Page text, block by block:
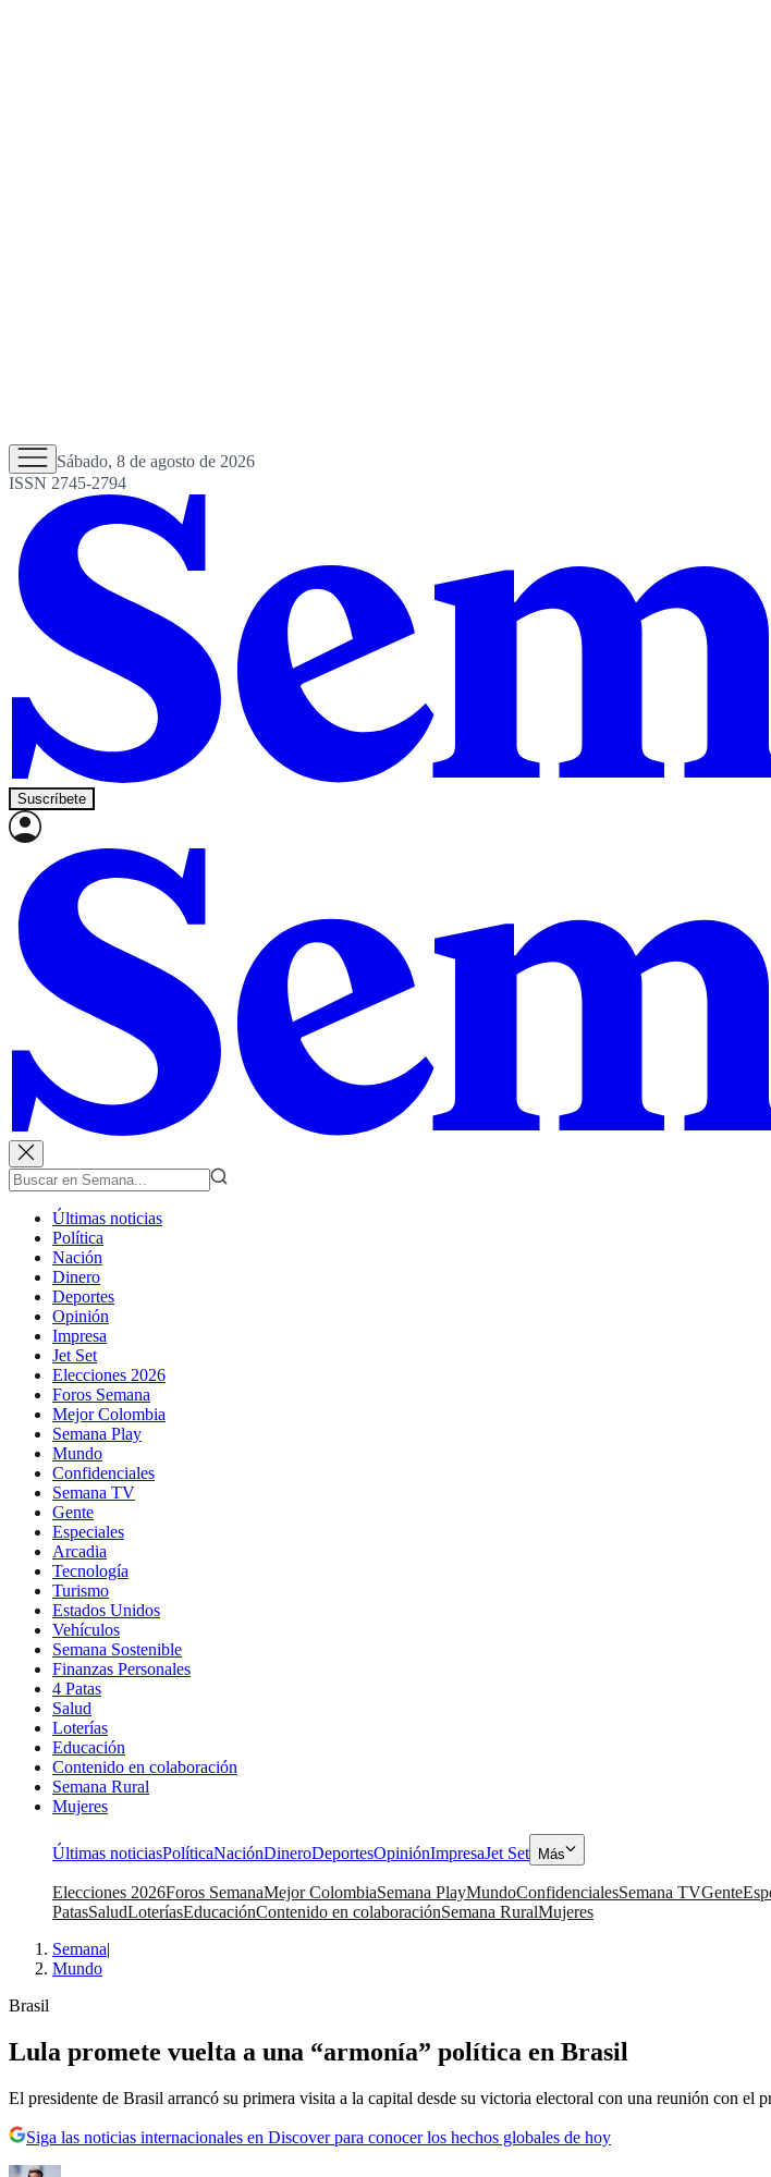
Sábado, 8 de agosto de 2026
ISSN 2745-2794
Suscríbete
Últimas noticias
Política
Nación
Dinero
Deportes
Opinión
Impresa
Jet Set
Elecciones 2026
Foros Semana
Mejor Colombia
Semana Play
Mundo
Confidenciales
Semana TV
Gente
Especiales
Arcadia
Tecnología
Turismo
Estados Unidos
Vehículos
Semana Sostenible
Finanzas Personales
4 Patas
Salud
Loterías
Educación
Contenido en colaboración
Semana Rural
Mujeres
Últimas noticiasPolíticaNaciónDineroDeportesOpiniónImpresaJet Set Más
Elecciones 2026Foros SemanaMejor ColombiaSemana PlayMundoConfidencialesSemana TVGente
PatasSaludLoteríasEducaciónContenido en colaboraciónSemana RuralMujeres
Semana|
Mundo
Brasil
Lula promete vuelta a una “armonía” política en Brasil
El presidente de Brasil arrancó su primera visita a la capital desde su victoria electoral con una reunión con el
Siga las noticias internacionales en Discover para conocer los hechos globales de hoy